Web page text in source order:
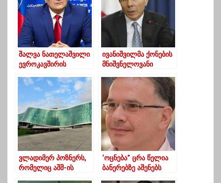
შალვა ნათელაშვილი
ევროკავშირის
ივანიშვილისთვის
სანქციების
დაწესებისკენ
მოუწოდებს
ივანიშვილმა ქონების
მნიშვნელოვანი
ქართუს ბალანსზე
გადაიტანა- სად მიდის
ოლიგარქი?
ვლადიმერ პოზნერს,
რომელიც აშშ-ის
‘ოცნება” ცრა წელია
ბანერებზე აშენებს